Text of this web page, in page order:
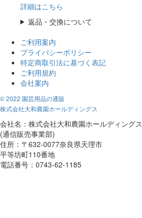
詳細はこちら
返品・交換について
ご利用案内
プライバシーポリシー
特定商取引法に基づく表記
ご利用規約
会社案内
© 2022 園芸用品の通販
株式会社大和農園ホールディングス
会社名：株式会社大和農園ホールディングス
(通信販売事業部)
住所：〒632-0077奈良県天理市
平等坊町110番地
電話番号：0743-62-1185